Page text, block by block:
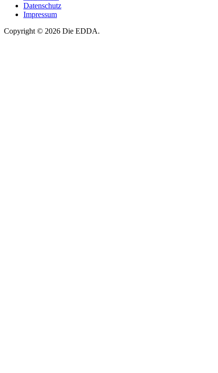
Datenschutz
Impressum
Copyright © 2026 Die EDDA.